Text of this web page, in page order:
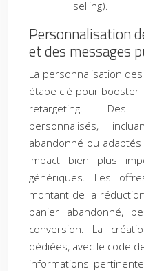
selling).
Personnalisation
et des messages
La personnalisation
étape clé pour booster
retargeting. Des
personnalisés,
abandonné ou
impact bien plus
génériques. Les
montant de la
panier abandonné,
conversion. La
dédiées, avec le code
informations